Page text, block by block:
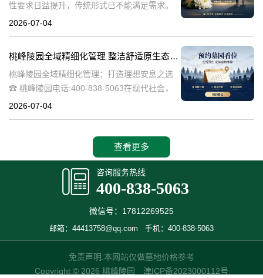
性要求日益提升，传统形式已不能满足需求。
桃峰陵园作为绿色殡葬的先行者，致力于构建
2026-07-04
桃峰陵园全域精细化管理 整洁舒适原生态园区：打造理想安息之选
桃峰陵园全域精细化管理：打造理想安息之选
☎ 桃峰陵园电话:400-838-5063在现代社会，
人们对死亡和安息地的看法正在发生变化。越
2026-07-04
查看更多
咨询服务热线
400-838-5063
微信号：17812269525
邮箱：44413758@qq.com 手机：400-838-5063
免责声明:本网站仅做墓地价格参考
Copyright © 2026 桃峰陵园 津ICP备2023000112号